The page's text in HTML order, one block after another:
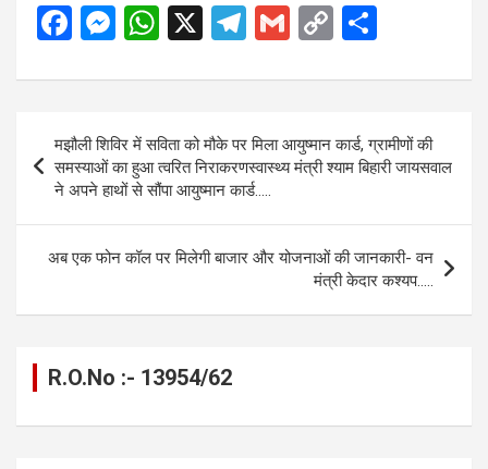
F
ce
b
o
o
k
M
se
n
g
er
W
at
s
A
p
p
X
T
e
gr
a
m
G
ail
C
py
Li
n
ar
e
navigation
मझौली शिविर में सविता को मौके पर मिला आयुष्मान कार्ड, ग्रामीणों की
समस्याओं का हुआ त्वरित निराकरणस्वास्थ्य मंत्री श्याम बिहारी जायसवाल
ने अपने हाथों से सौंपा आयुष्मान कार्ड…..
अब एक फोन कॉल पर मिलेगी बाजार और योजनाओं की जानकारी- वन
मंत्री केदार कश्यप…..
R.O.No :- 13954/62